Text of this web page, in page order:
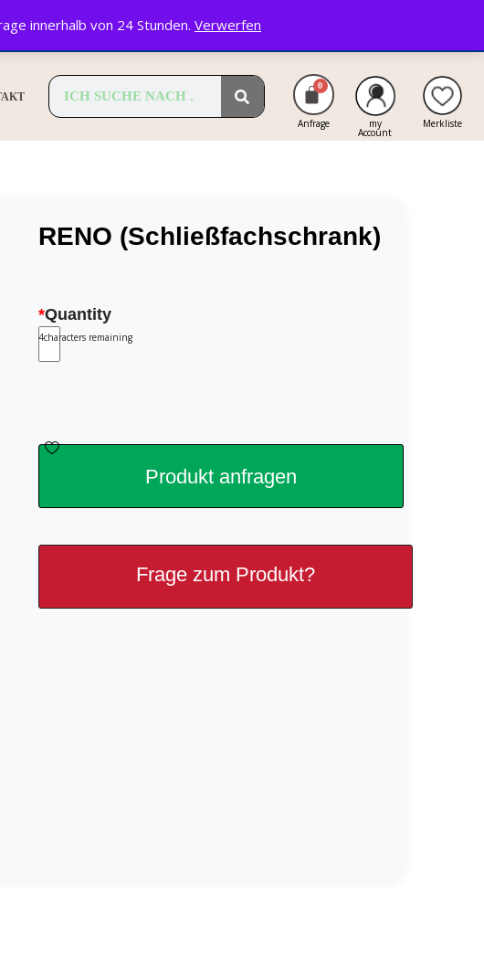
innerhalb von 24 Stunden. Verwerfen
Anfrage my
Account
Merkliste
RENO (Schließfachschrank)
*Quantity
4characters remaining
Produkt anfragen
Frage zum Produkt?